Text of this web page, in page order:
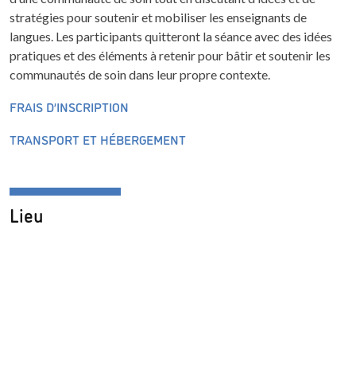
stratégies pour soutenir et mobiliser les enseignants de
langues. Les participants quitteront la séance avec des idées
pratiques et des éléments à retenir pour bâtir et soutenir les
communautés de soin dans leur propre contexte.
FRAIS D’INSCRIPTION
TRANSPORT ET HÉBERGEMENT
Lieu